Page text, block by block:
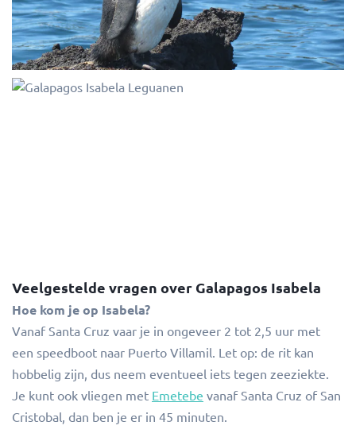
Veelgestelde vragen over Galapagos Isabela
Hoe kom je op Isabela?
Vanaf Santa Cruz vaar je in ongeveer 2 tot 2,5 uur met
een speedboot naar Puerto Villamil. Let op: de rit kan
hobbelig zijn, dus neem eventueel iets tegen zeeziekte.
Je kunt ook vliegen met Emetebe vanaf Santa Cruz of San
Cristobal, dan ben je er in 45 minuten.